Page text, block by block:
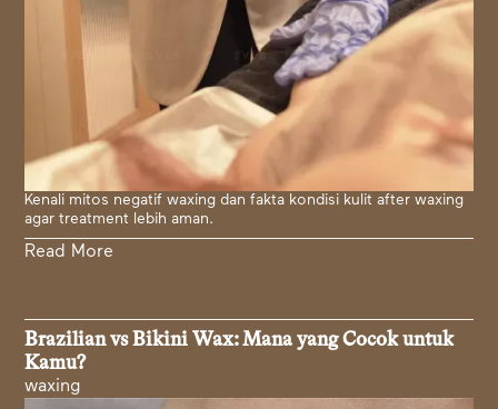
Kenali mitos negatif waxing dan fakta kondisi kulit after waxing
agar treatment lebih aman.
Read More
Brazilian vs Bikini Wax: Mana yang Cocok untuk
Kamu?
waxing